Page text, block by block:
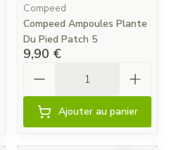
Compeed
Compeed Ampoules Plante
Du Pied Patch 5
9,90 €
Ajouter au panier